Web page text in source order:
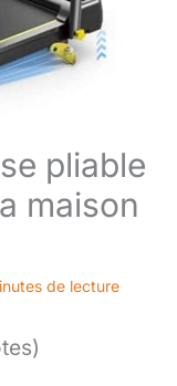
pliable
maison
de lecture